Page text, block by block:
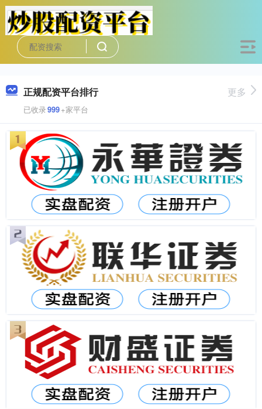
正规配资平台排行
已收录999+家平台
更多